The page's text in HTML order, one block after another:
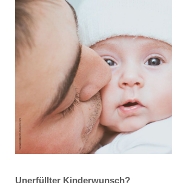
Unerfüllter Kinderwunsch?